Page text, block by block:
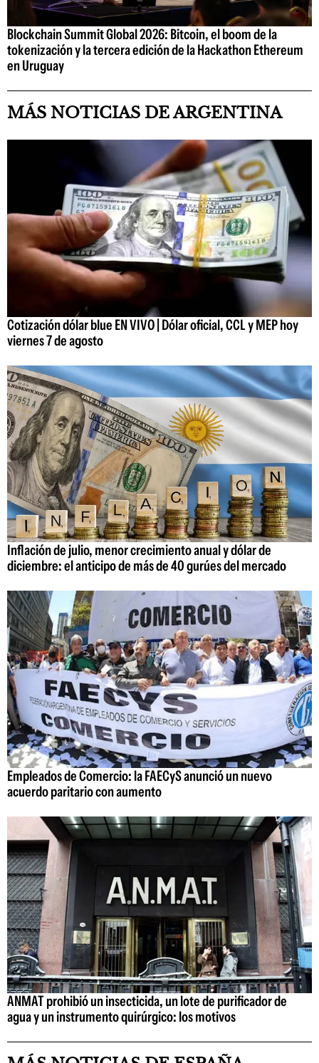
Blockchain Summit Global 2026: Bitcoin, el boom de la
tokenización y la tercera edición de la Hackathon Ethereum
en Uruguay
MÁS NOTICIAS DE ARGENTINA
Cotización dólar blue EN VIVO | Dólar oficial, CCL y MEP hoy
viernes 7 de agosto
Inflación de julio, menor crecimiento anual y dólar de
diciembre: el anticipo de más de 40 gurúes del mercado
Empleados de Comercio: la FAECyS anunció un nuevo
acuerdo paritario con aumento
ANMAT prohibió un insecticida, un lote de purificador de
agua y un instrumento quirúrgico: los motivos